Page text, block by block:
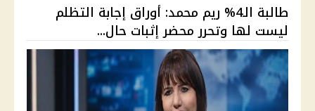
طالبة الـ4% ريم محمد: أوراق إجابة التظلم
ليست لها وتحرر محضر إثبات حال...